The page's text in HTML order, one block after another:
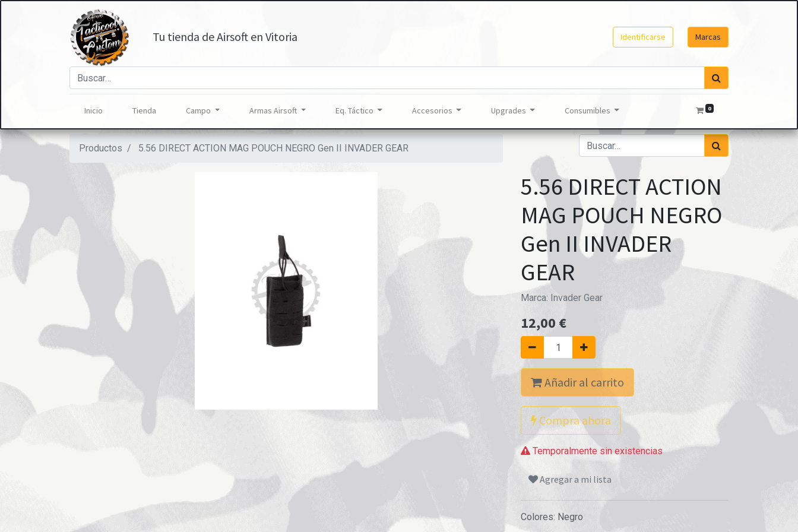
Tu tienda de Airsoft en Vitoria Identificarse Marcas
Inicio Tienda Campo Armas Airsoft Eq. Táctico Accesorios Upgrades Consumibles 0
Productos 5.56 DIRECT ACTION MAG POUCH NEGRO Gen II INVADER GEAR
5.56 DIRECT ACTION
MAG POUCH NEGRO
Gen II INVADER
GEAR
Marca: Invader Gear
12,00 €
Añadir al carrito
Compra ahora
Temporalmente sin existencias
Agregar a mi lista
Colores: Negro